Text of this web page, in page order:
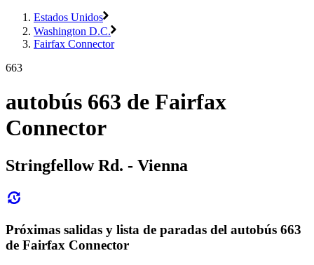
Estados Unidos
Washington D.C.
Fairfax Connector
663
autobús 663 de Fairfax
Connector
Stringfellow Rd. - Vienna
Próximas salidas y lista de paradas del autobús 663
de Fairfax Connector